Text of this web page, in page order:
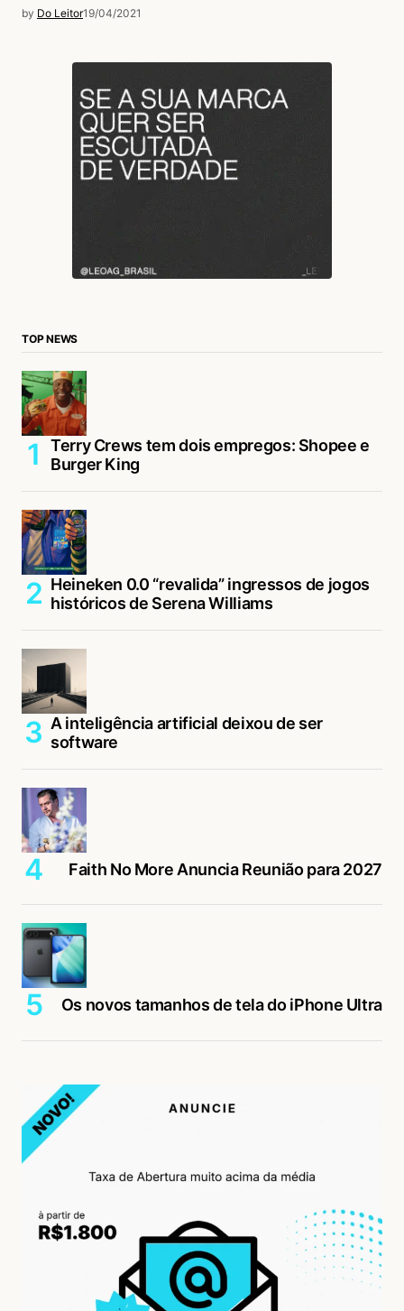
by Do Leitor19/04/2021
TOP NEWS
Terry Crews tem dois empregos: Shopee e
Burger King
Heineken 0.0 “revalida” ingressos de jogos
históricos de Serena Williams
A inteligência artificial deixou de ser
software
Faith No More Anuncia Reunião para 2027
Os novos tamanhos de tela do iPhone Ultra